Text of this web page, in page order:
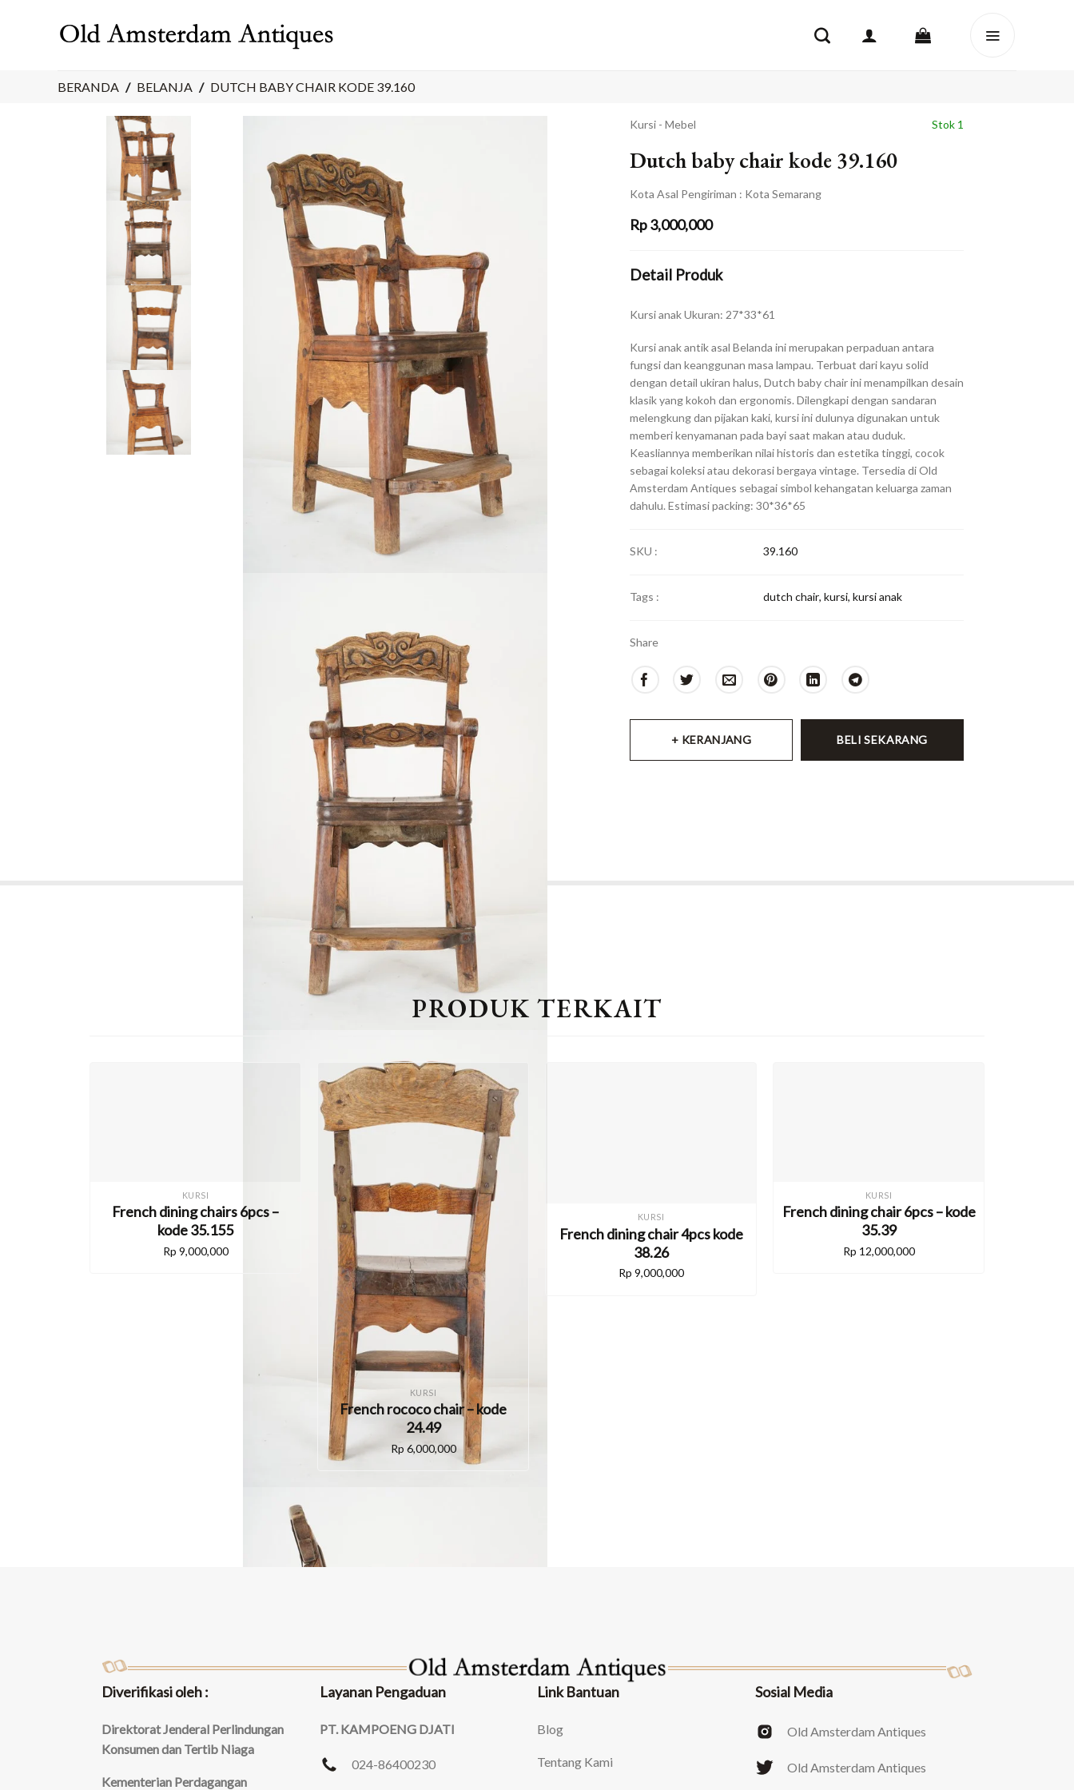
BERANDA / BELANJA / DUTCH BABY CHAIR KODE 39.160
Kursi - Mebel Stok 1
Dutch baby chair kode 39.160
Kota Asal Pengiriman : Kota Semarang
Rp3,000,000
Detail Produk
Kursi anak Ukuran: 27*33*61
Kursi anak antik asal Belanda ini merupakan perpaduan antara
fungsi dan keanggunan masa lampau. Terbuat dari kayu solid
dengan detail ukiran halus, Dutch baby chair ini menampilkan desain
klasik yang kokoh dan ergonomis. Dilengkapi dengan sandaran
melengkung dan pijakan kaki, kursi ini dulunya digunakan untuk
memberi kenyamanan pada bayi saat makan atau duduk.
Keasliannya memberikan nilai historis dan estetika tinggi, cocok
sebagai koleksi atau dekorasi bergaya vintage. Tersedia di Old
Amsterdam Antiques sebagai simbol kehangatan keluarga zaman
dahulu. Estimasi packing: 30*36*65
SKU : 39.160
Tags : dutch chair,kursi,kursi anak
Share
+ KERANJANG BELI SEKARANG
PRODUK TERKAIT
KURSI
French dining chairs 6pcs –
kode 35.155
Rp 9,000,000
KURSI
French rococo chair – kode
24.49
Rp 6,000,000
KURSI
French dining chair 4pcs kode
38.26
Rp 9,000,000
KURSI
French dining chair 6pcs – kode
35.39
Rp 12,000,000
Diverifikasi oleh :
Direktorat Jenderal Perlindungan
Konsumen dan Tertib Niaga
Kementerian Perdagangan
Layanan Pengaduan
PT. KAMPOENG DJATI
024-86400230
Link Bantuan
Blog
Tentang Kami
Sosial Media
Old Amsterdam Antiques
Old Amsterdam Antiques